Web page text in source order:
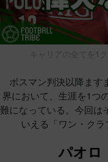
キャリアの全てを1
ボスマン判決以降ます
界において、生涯を1つ
難になっている。今回は
いえる「ワン・クラ
パオロ